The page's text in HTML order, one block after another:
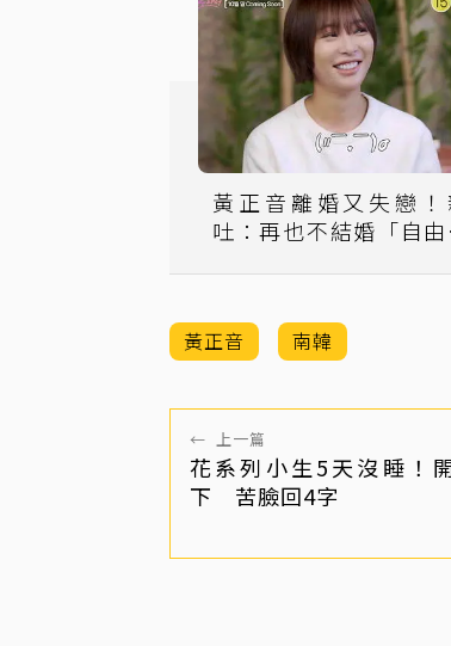
黃正音離婚又失戀！
吐：再也不結婚「自由
黃正音 南韓
← 上一篇
花系列小生5天沒睡！
下 苦臉回4字